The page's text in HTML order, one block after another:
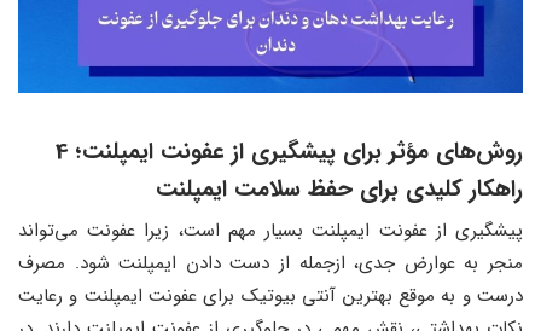
روش‌های مؤثر برای پیشگیری از عفونت ایمپلنت؛ 4
راهکار کلیدی برای حفظ سلامت ایمپلنت
پیشگیری از عفونت ایمپلنت بسیار مهم است، زیرا عفونت می‌تواند
منجر به عوارض جدی، ازجمله از دست دادن ایمپلنت شود. مصرف
درست و به موقع بهترین آنتی بیوتیک برای عفونت ایمپلنت و رعایت